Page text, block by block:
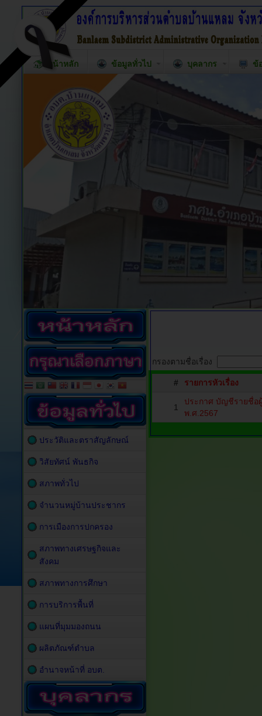
หน้าหลัก ข้อมูลทั่วไป บุคลากร ข้
กรองตามชื่อเรื่อง
# รายการหัวเรื่อง
1
ประกาศ บัญชีรายชื่อ
พ.ศ.2567
ประวัติและตราสัญลักษณ์
วิสัยทัศน์ พันธกิจ
สภาพทั่วไป
จำนวนหมู่บ้านประชากร
การเมืองการปกครอง
สภาพทางเศรษฐกิจและ
สังคม
สภาพทางการศึกษา
การบริการพื้นที่
แผนที่มุมมองถนน
ผลิตภัณฑ์ตำบล
อำนาจหน้าที่ อบต.